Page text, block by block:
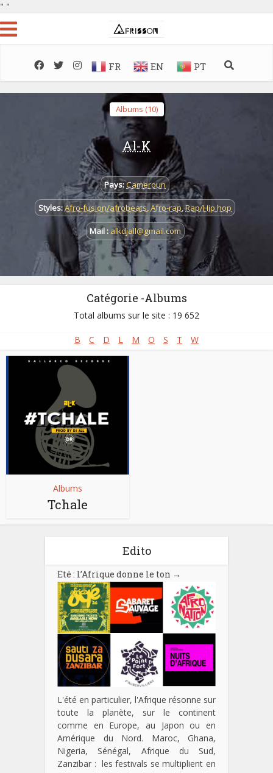
" "
FR EN PT
Albums (10)
Al-K
Pays:Cameroun
Styles:Afro-fusion/afrobeats,Afro-rap,Rap/Hip hop
Mail : alkdjall@gmail.com
Catégorie -Albums
Total albums sur le site : 19 652
B C D L M O S T W
Albums
Tchale
Edito
Eté : l’Afrique donne le ton →
L'été en particulier, l'Afrique résonne sur
toute la planète, sur le continent
comme en Europe, au Japon ou en
Amérique du Nord. Maroc, Ghana,
Nigeria, Sénégal, Afrique du Sud,
Zanzibar : les festivals se multiplient en